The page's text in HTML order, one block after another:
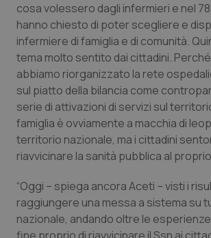
cosa volessero dagli infermieri e nel
hanno chiesto di poter scegliere e
infermiere di famiglia e di comunità.
tema molto sentito dai cittadini.
abbiamo riorganizzato la rete
sul piatto della bilancia come
serie di attivazioni di servizi sul
famiglia è ovviamente a macchia di
territorio nazionale, ma i cittadini
riavvicinare la sanità pubblica al proprio
“Oggi – spiega ancora Aceti – visti i
raggiungere una messa a sistema su
nazionale, andando oltre le